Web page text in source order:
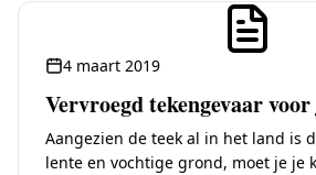
4 maart 2019
Vervroegd tekengevaar
Aangezien de teek al in het land is
lente en vochtige grond, moet je je